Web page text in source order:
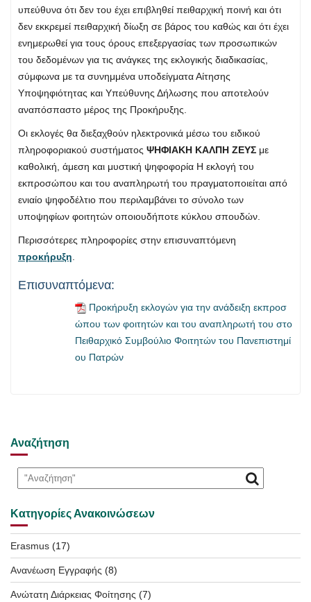
υπεύθυνα ότι δεν του έχει επιβληθεί πειθαρχική ποινή και ότι
δεν εκκρεμεί πειθαρχική δίωξη σε βάρος του καθώς και ότι έχει
ενημερωθεί για τους όρους επεξεργασίας των προσωπικών
του δεδομένων για τις ανάγκες της εκλογικής διαδικασίας,
σύμφωνα με τα συνημμένα υποδείγματα Αίτησης
Υποψηφιότητας και Υπεύθυνης Δήλωσης που αποτελούν
αναπόσπαστο μέρος της Προκήρυξης.
Οι εκλογές θα διεξαχθούν ηλεκτρονικά μέσω του ειδικού
πληροφοριακού συστήματος ΨΗΦΙΑΚΗ ΚΑΛΠΗ ΖΕΥΣ με
καθολική, άμεση και μυστική ψηφοφορία Η εκλογή του
εκπροσώπου και του αναπληρωτή του πραγματοποιείται από
ενιαίο ψηφοδέλτιο που περιλαμβάνει το σύνολο των
υποψηφίων φοιτητών οποιουδήποτε κύκλου σπουδών.
Περισσότερες πληροφορίες στην επισυναπτόμενη
προκήρυξη
Επισυναπτόμενα:
Προκήρυξη εκλογών για την ανάδειξη εκπροσ
ώπου των φοιτητών και του αναπληρωτή του στο
Πειθαρχικό Συμβούλιο Φοιτητών του Πανεπιστημί
ου Πατρών
Αναζήτηση
Κατηγορίες Ανακοινώσεων
Erasmus (17)
Ανανέωση Εγγραφής (8)
Ανώτατη Διάρκειας Φοίτησης (7)